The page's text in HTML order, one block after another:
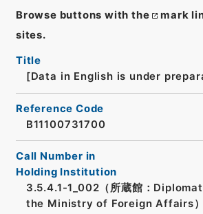
Browse buttons with the
mark
sites.
Title
[Data in English is under
Reference Code
B11100731700
Call Number in
Holding Institution
3.5.4.1-1_002（所蔵館：
the Ministry of Foreign Affairs）